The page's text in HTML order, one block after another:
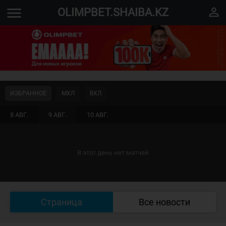
menu OLIMPBET.SHAIBA.KZ perm_identity
8 АВГ. 9 АВГ. 10 АВГ.
ИЗБРАННОЕ МХЛ ВХЛ
В этот день нет матчей
Страница Все новости